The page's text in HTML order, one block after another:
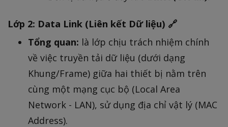
Lớp 2: Data Link (Liên kết Dữ liệu) 🔗
Tổng quan: là lớp chịu trách nhiệm chính
về việc truyền tải dữ liệu (dưới dạng
Khung/Frame) giữa hai thiết bị nằm trên
cùng một mạng cục bộ (Local Area
Network - LAN), sử dụng địa chỉ vật lý (MAC
Address).